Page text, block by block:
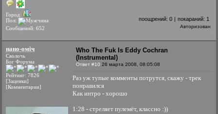
Город:
Пол:
Сообщений: 652
поощрений: 0 | покараний: 1
Авторизован
нано-оміч
Сволочь
Бог Форума
Рейтинг: 7826
[Заценки]
[Комментарии]
Who The Fuk Is Eddy Cochran
(Instrumental)
Ответ #10 26 марта 2008, 08:05:08
Раз уж тупые комменты потрутся, скажу - трек
понравился
Как интро - хорошо
1:28 - стреляет пулемёт, классно :))